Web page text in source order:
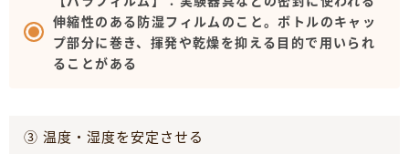
伸縮性のある防湿フィルムのこと。ボトルのキャッ
プ部分に巻き、揮発や乾燥を抑える目的で用いられ
ることがある
③ 温度・湿度を安定させる